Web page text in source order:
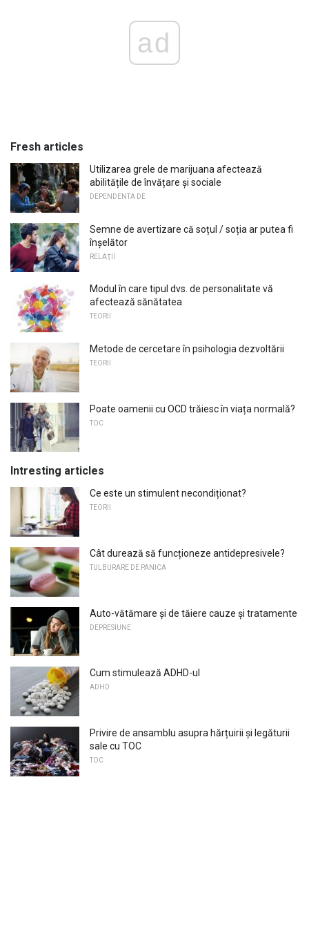
ad
Fresh articles
Utilizarea grele de marijuana afectează
abilitățile de învățare și sociale
DEPENDENTA DE
Semne de avertizare că soțul / soția ar putea fi
înșelător
RELAŢII
Modul în care tipul dvs. de personalitate vă
afectează sănătatea
TEORII
Metode de cercetare în psihologia dezvoltării
TEORII
Poate oamenii cu OCD trăiesc în viața normală?
TOC
Intresting articles
Ce este un stimulent necondiționat?
TEORII
Cât durează să funcționeze antidepresivele?
TULBURARE DE PANICA
Auto-vătămare și de tăiere cauze și tratamente
DEPRESIUNE
Cum stimulează ADHD-ul
ADHD
Privire de ansamblu asupra hărțuirii și legăturii
sale cu TOC
TOC